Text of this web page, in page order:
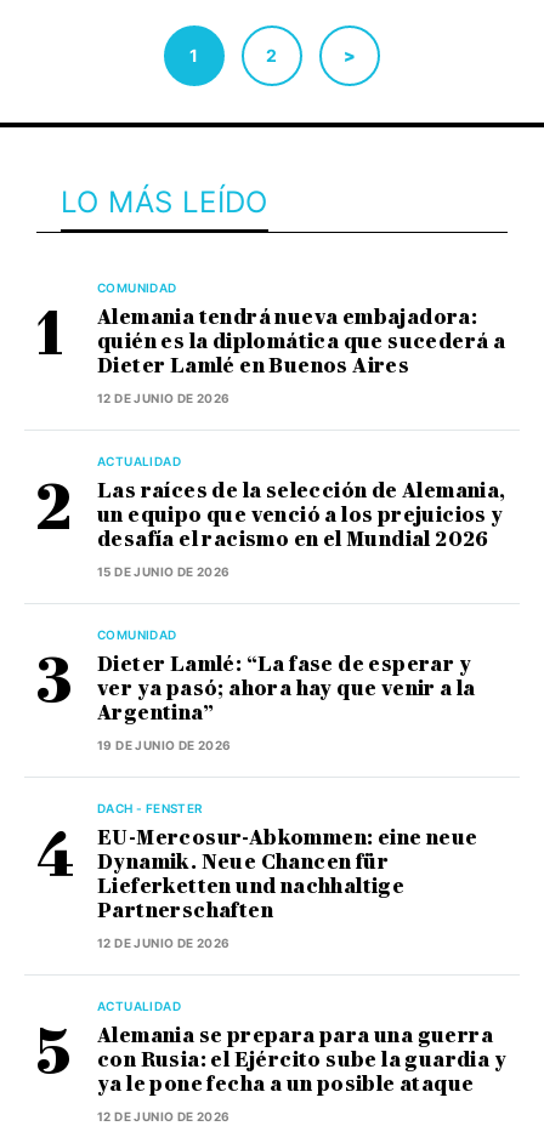
1 2 >
LO MÁS LEÍDO
COMUNIDAD
Alemania tendrá nueva embajadora:
quién es la diplomática que sucederá a
Dieter Lamlé en Buenos Aires
12 DE JUNIO DE 2026
ACTUALIDAD
Las raíces de la selección de Alemania,
un equipo que venció a los prejuicios y
desafía el racismo en el Mundial 2026
15 DE JUNIO DE 2026
COMUNIDAD
Dieter Lamlé: “La fase de esperar y
ver ya pasó; ahora hay que venir a la
Argentina”
19 DE JUNIO DE 2026
DACH - FENSTER
EU-Mercosur-Abkommen: eine neue
Dynamik. Neue Chancen für
Lieferketten und nachhaltige
Partnerschaften
12 DE JUNIO DE 2026
ACTUALIDAD
Alemania se prepara para una guerra
con Rusia: el Ejército sube la guardia y
ya le pone fecha a un posible ataque
12 DE JUNIO DE 2026